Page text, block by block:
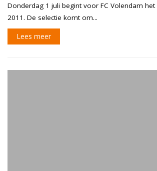
Donderdag 1 juli begint voor FC Volendam
2011. De selectie komt om...
Lees meer